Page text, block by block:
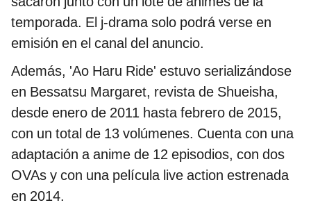
temporada. El j-drama solo podrá verse en
emisión en el canal del anuncio.
Además, 'Ao Haru Ride' estuvo serializándose
en Bessatsu Margaret, revista de Shueisha,
desde enero de 2011 hasta febrero de 2015,
con un total de 13 volúmenes. Cuenta con una
adaptación a anime de 12 episodios, con dos
OVAs y con una película live action estrenada
en 2014.